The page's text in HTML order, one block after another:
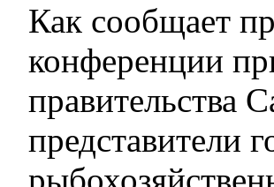
Как сообщает
конференции
правительства
представители